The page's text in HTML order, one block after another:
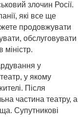
злочин Росії.
які все ще
продовжувати
обслуговувати
у
у якому
Після
частина театру, а
Супутникові